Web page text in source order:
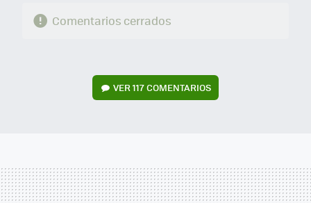
Comentarios cerrados
VER117 COMENTARIOS